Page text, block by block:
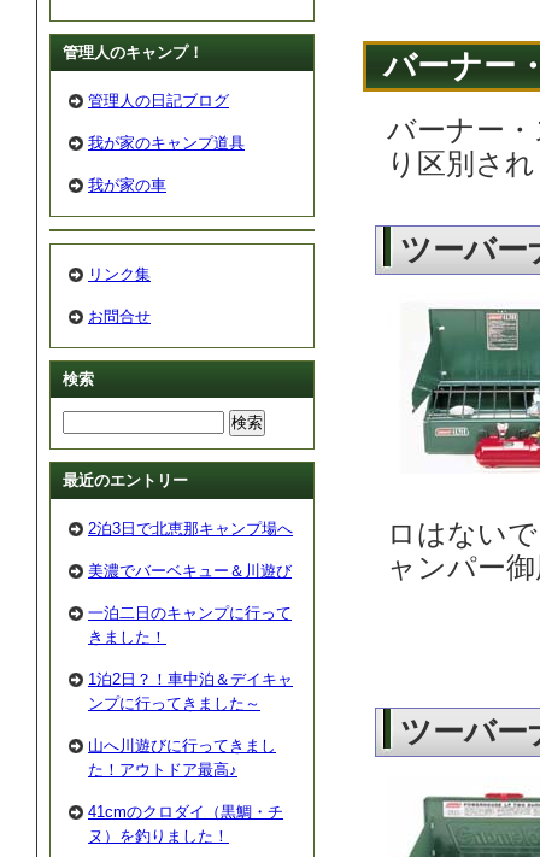
バーナー
バーナー
り区別さ
ツーバー
ロはない
ャンパー
ツーバー
管理人のキャンプ！
管理人の日記ブログ
我が家のキャンプ道具
我が家の車
リンク集
お問合せ
検索
最近のエントリー
2泊3日で北恵那キャンプ場へ
美濃でバーベキュー＆川遊び
一泊二日のキャンプに行って
きました！
1泊2日？！車中泊＆デイキャ
ンプに行ってきました～
山へ川遊びに行ってきまし
た！アウトドア最高♪
41cmのクロダイ（黒鯛・チ
ヌ）を釣りました！